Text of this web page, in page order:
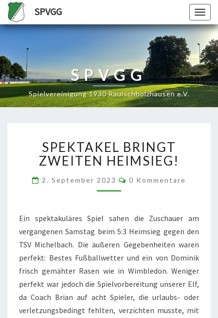
SPVGG
SPVGG
Spielvereinigung 1930 Rauischholzhausen e.V.
BRINGT
ZWEITEN
HEIMSIEG!
SPEKTAKEL BRINGT
ZWEITEN HEIMSIEG!
2. September 2023 Kommentare
0 Kommentare
Ein spektakuläres Spiel sahen die Zuschauer am
vergangenen Samstag beim 5:3 Heimsieg gegen den
TSV Michelbach. Die äußeren Gegebenheiten waren
perfekt: Bestes Fußballwetter und ein von Dominik
frisch gemähter Rasen wie in Wimbledon. Weniger
perfekt war jedoch die Spielvorbereitung unserer Elf,
da Coach Brian auf acht Spieler, die urlaubs- oder
verletzungsbedingt fehlten, verzichten musste, mit